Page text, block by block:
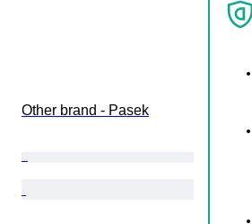
Other brand - Pasek